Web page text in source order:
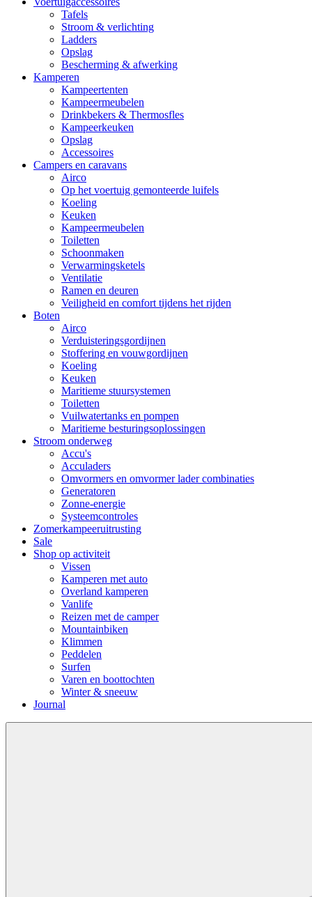
Tafels
Stroom & verlichting
Ladders
Opslag
Bescherming & afwerking
Kamperen
Kampeertenten
Kampeermeubelen
Drinkbekers & Thermosfles
Kampeerkeuken
Opslag
Accessoires
Campers en caravans
Airco
Op het voertuig gemonteerde luifels
Koeling
Keuken
Kampeermeubelen
Toiletten
Schoonmaken
Verwarmingsketels
Ventilatie
Ramen en deuren
Veiligheid en comfort tijdens het rijden
Boten
Airco
Verduisteringsgordijnen
Stoffering en vouwgordijnen
Koeling
Keuken
Maritieme stuursystemen
Toiletten
Vuilwatertanks en pompen
Maritieme besturingsoplossingen
Stroom onderweg
Accu's
Acculaders
Omvormers en omvormer lader combinaties
Generatoren
Zonne-energie
Systeemcontroles
Zomerkampeeruitrusting
Sale
Shop op activiteit
Vissen
Kamperen met auto
Overland kamperen
Vanlife
Reizen met de camper
Mountainbiken
Klimmen
Peddelen
Surfen
Varen en boottochten
Winter & sneeuw
Journal